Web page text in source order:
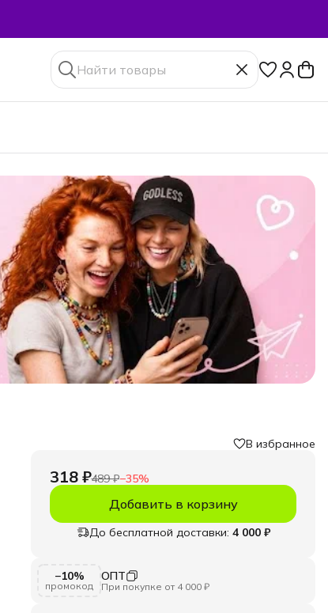
В избранное
318 ₽489 ₽−35%
Добавить в корзину
До бесплатной доставки: 4 000 ₽
−10%
промокод
ОПТ
При покупке от 4 000 ₽